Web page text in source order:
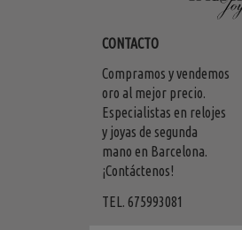
CONTACTO
Compramos y vendemos
oro al mejor precio.
Especialistas en relojes
y joyas de segunda
mano en Barcelona.
¡Contáctenos!
TEL. 675993081